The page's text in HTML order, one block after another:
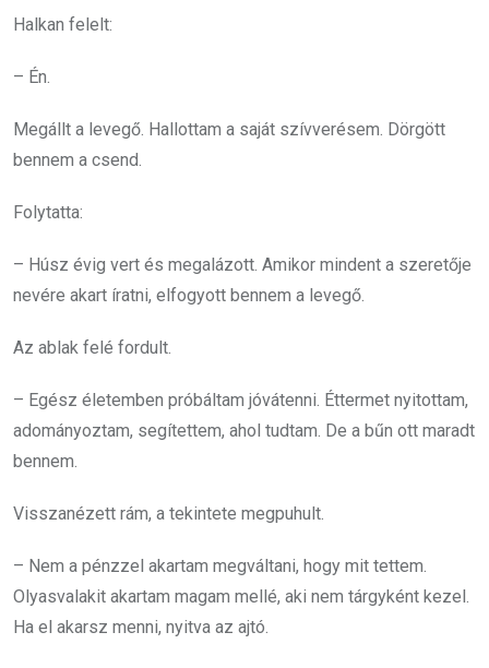
Halkan felelt:
– Én.
Megállt a levegő. Hallottam a saját szívverésem. Dörgött
bennem a csend.
Folytatta:
– Húsz évig vert és megalázott. Amikor mindent a szeretője
nevére akart íratni, elfogyott bennem a levegő.
Az ablak felé fordult.
– Egész életemben próbáltam jóvátenni. Éttermet nyitottam,
adományoztam, segítettem, ahol tudtam. De a bűn ott maradt
bennem.
Visszanézett rám, a tekintete megpuhult.
– Nem a pénzzel akartam megváltani, hogy mit tettem.
Olyasvalakit akartam magam mellé, aki nem tárgyként kezel.
Ha el akarsz menni, nyitva az ajtó.